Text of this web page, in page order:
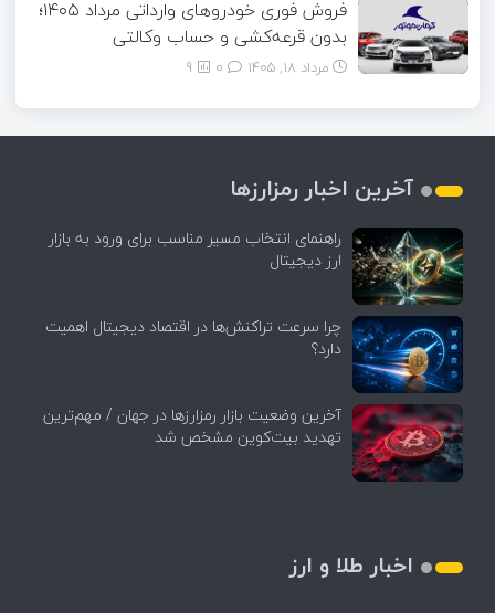
فروش فوری خودروهای وارداتی مرداد ۱۴۰۵؛
بدون قرعه‌کشی و حساب وکالتی
مرداد ۱۸, ۱۴۰۵ 9
آخرین اخبار رمزارزها
راهنمای انتخاب مسیر مناسب برای ورود به بازار
ارز دیجیتال
چرا سرعت تراکنش‌ها در اقتصاد دیجیتال اهمیت
دارد؟
آخرین وضعیت بازار رمزارزها در جهان / مهم‌ترین
تهدید بیت‌کوین مشخص شد
اخبار طلا و ارز